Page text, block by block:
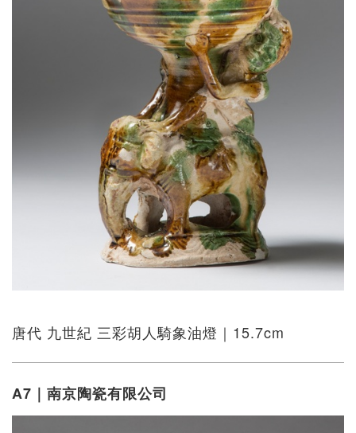
唐代 九世紀 三彩胡人騎象油燈｜15.7cm
A7｜南京陶瓷有限公司